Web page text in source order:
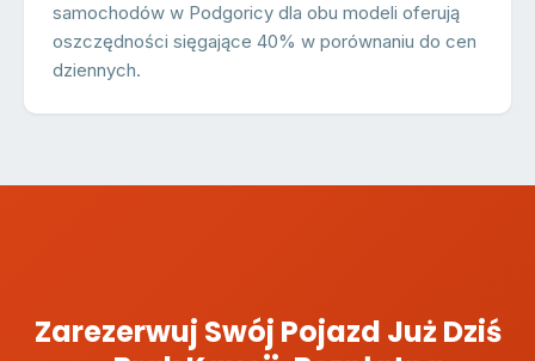
samochodów w Podgoricy dla obu modeli oferują
oszczędności sięgające 40% w porównaniu do cen
dziennych.
Zarezerwuj Swój Pojazd Już Dziś